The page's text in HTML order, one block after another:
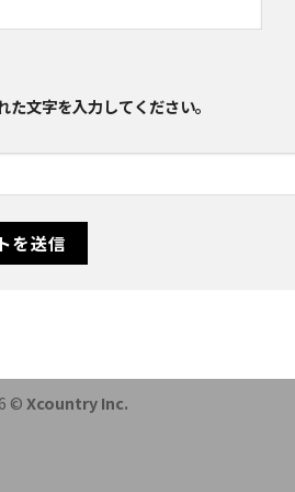
た文字を入力してください。
©Xcountry Inc.